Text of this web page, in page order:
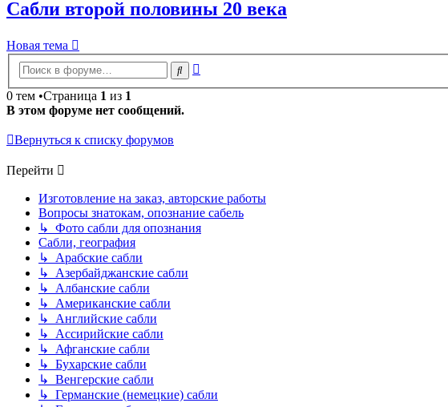
Сабли второй половины 20 века
Новая тема
Поиск
0 тем •Страница 1 из 1
В этом форуме нет сообщений.
Вернуться к списку форумов
Перейти
Изготовление на заказ, авторские работы
Вопросы знатокам, опознание сабель
↳ Фото сабли для опознания
Сабли, география
↳ Арабские сабли
↳ Азербайджанские сабли
↳ Албанские сабли
↳ Американские сабли
↳ Английские сабли
↳ Ассирийские сабли
↳ Афганские сабли
↳ Бухарские сабли
↳ Венгерские сабли
↳ Германские (немецкие) сабли